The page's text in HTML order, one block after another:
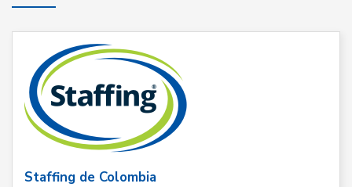
Staffing de Colombia